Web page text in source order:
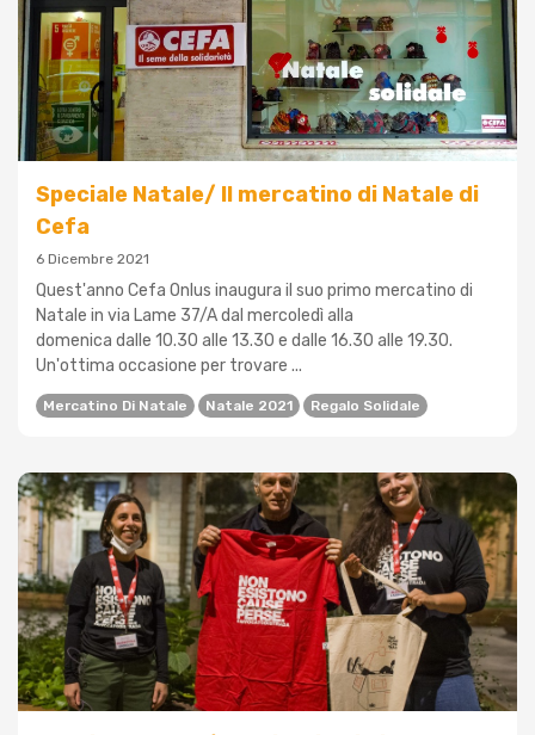
Speciale Natale/ Il mercatino di Natale di
Cefa
6 Dicembre 2021
Quest'anno Cefa Onlus inaugura il suo primo mercatino di
Natale in via Lame 37/A dal mercoledì alla
domenica dalle 10.30 alle 13.30 e dalle 16.30 alle 19.30.
Un'ottima occasione per trovare ...
Mercatino Di Natale Natale 2021 Regalo Solidale